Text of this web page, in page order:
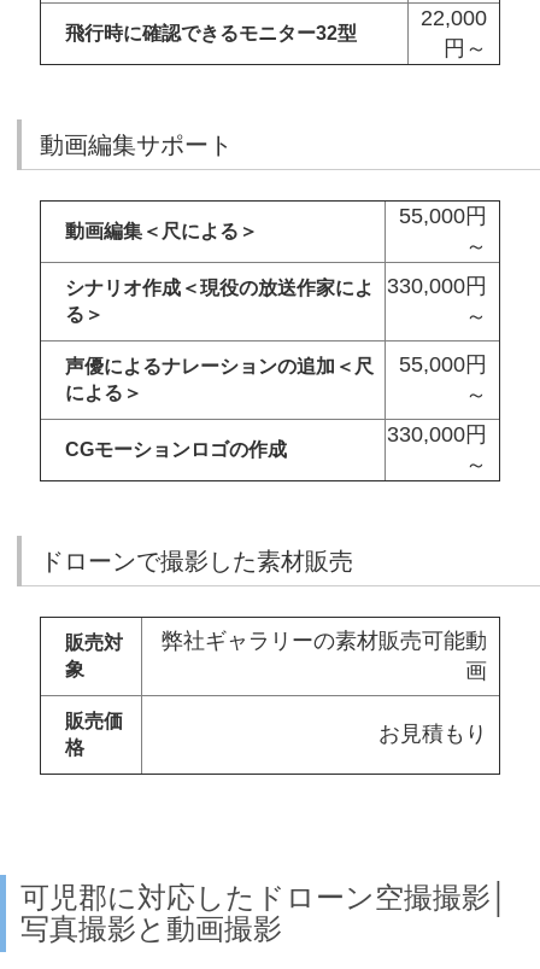
飛行時に確認できるモニター32型
22,000
円～
動画編集サポート
動画編集＜尺による＞
55,000円
～
シナリオ作成＜現役の放送作家によ
る＞
330,000円
～
声優によるナレーションの追加＜尺
による＞
55,000円
～
CGモーションロゴの作成
330,000円
～
ドローンで撮影した素材販売
販売対
象
弊社ギャラリーの素材販売可能動
画
販売価
格
お見積もり
可児郡に対応したドローン空撮撮影│
写真撮影と動画撮影